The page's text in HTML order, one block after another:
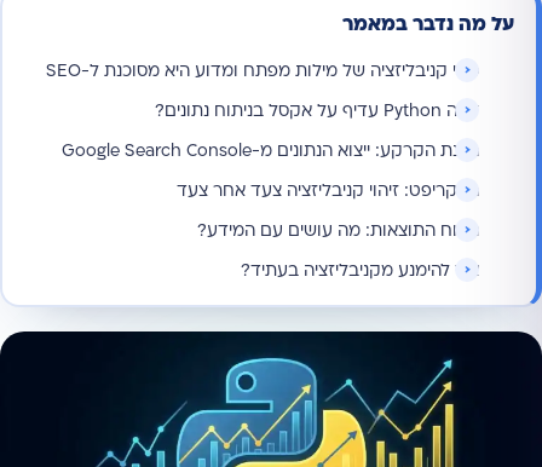
על מה נדבר במאמר
מהי קניבליזציה של מילות מפתח ומדוע היא מסוכנת ל-SEO
למה Python עדיף על אקסל בניתוח נתונים?
הכנת הקרקע: ייצוא הנתונים מ-Google Search Console
הסקריפט: זיהוי קניבליזציה צעד אחר צעד
ניתוח התוצאות: מה עושים עם המידע?
איך להימנע מקניבליזציה בעתיד?